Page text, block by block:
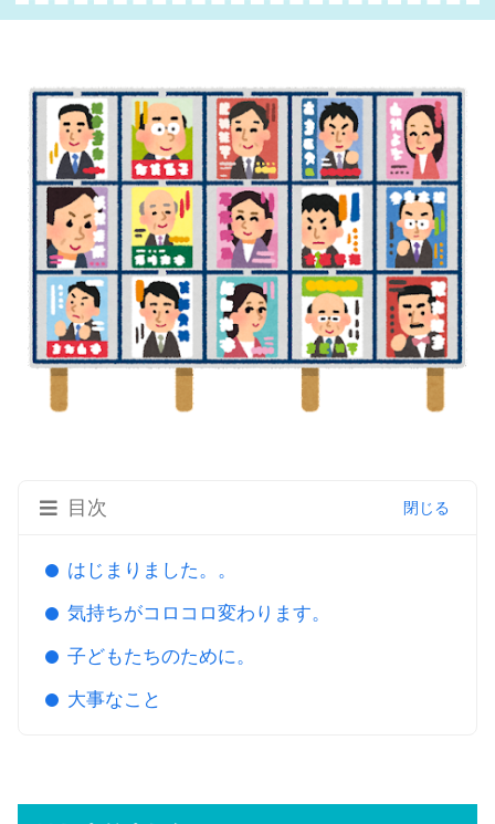
目次
はじまりました。。
気持ちがコロコロ変わります。
子どもたちのために。
大事なこと